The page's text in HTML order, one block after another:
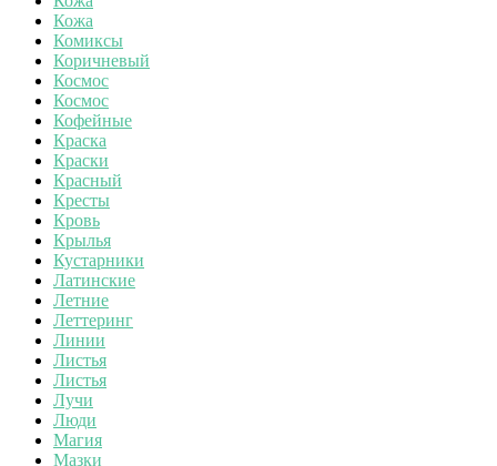
Кожа
Комиксы
Коричневый
Космос
Космос
Кофейные
Краска
Краски
Красный
Кресты
Кровь
Крылья
Кустарники
Латинские
Летние
Леттеринг
Линии
Листья
Листья
Лучи
Люди
Магия
Мазки